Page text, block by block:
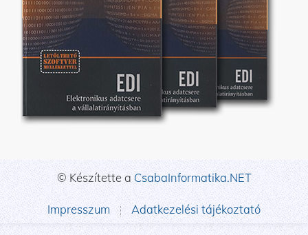
© Készítette aCsabaInformatika.NET
Impresszum Adatkezelési tájékoztató